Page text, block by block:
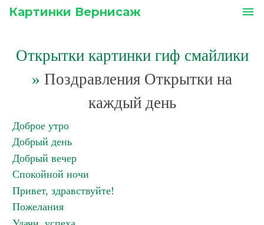
Картинки Вернисаж menu
Открытки картинки гиф смайлики
» Поздравления Открытки на
каждый день
Доброе утро
Добрый день
Добрый вечер
Спокойной ночи
Привет, здравствуйте!
Пожелания